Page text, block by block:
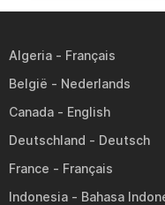
Algeria
België
Canada
Deutschland
France
Indonesia